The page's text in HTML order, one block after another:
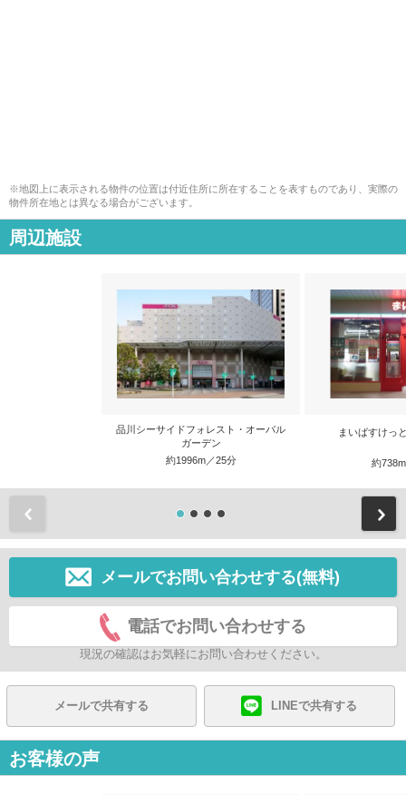
※地図上に表示される物件の位置は付近住所に所在することを表すものであり、実際の
物件所在地とは異なる場合がございます。
周辺施設
品川シーサイドフォレスト・オーバル
ガーデン
約1996m／25分
まいばすけっ
約
メールでお問い合わせする(無料)
電話でお問い合わせする
現況の確認はお気軽にお問い合わせください。
メールで共有する LINEで共有する
お客様の声